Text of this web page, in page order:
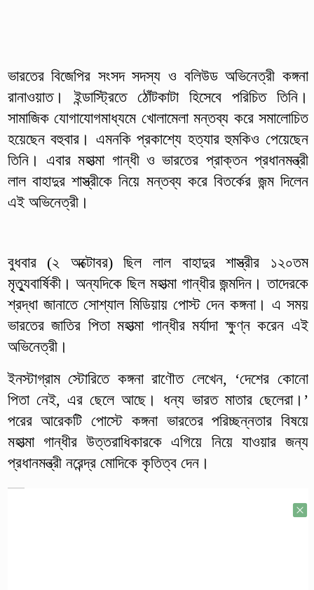
ভারতের বিজেপির সংসদ সদস্য ও বলিউড অভিনেত্রী কঙ্গনা
রানাওয়াত। ইন্ডাস্ট্রিতে ঠোঁটকাটা হিসেবে পরিচিত তিনি।
সামাজিক যোগাযোগমাধ্যমে খোলামেলা মন্তব্য করে সমালোচিত
হয়েছেন বহুবার। এমনকি প্রকাশ্যে হত্যার হুমকিও পেয়েছেন
তিনি। এবার মহাত্মা গান্ধী ও ভারতের প্রাক্তন প্রধানমন্ত্রী
লাল বাহাদুর শাস্ত্রীকে নিয়ে মন্তব্য করে বিতর্কের জন্ম দিলেন
এই অভিনেত্রী।
বুধবার (২ অক্টোবর) ছিল লাল বাহাদুর শাস্ত্রীর ১২০তম
মৃত্যুবার্ষিকী। অন্যদিকে ছিল মহাত্মা গান্ধীর জন্মদিন। তাদেরকে
শ্রদ্ধা জানাতে সোশ্যাল মিডিয়ায় পোস্ট দেন কঙ্গনা। এ সময়
ভারতের জাতির পিতা মহাত্মা গান্ধীর মর্যাদা ক্ষুণ্ন করেন এই
অভিনেত্রী।
ইনস্টাগ্রাম স্টোরিতে কঙ্গনা রাণৌত লেখেন, ‘দেশের কোনো
পিতা নেই, এর ছেলে আছে। ধন্য ভারত মাতার ছেলেরা।’
পরের আরেকটি পোস্টে কঙ্গনা ভারতের পরিচ্ছন্নতার বিষয়ে
মহাত্মা গান্ধীর উত্তরাধিকারকে এগিয়ে নিয়ে যাওয়ার জন্য
প্রধানমন্ত্রী নরেন্দ্র মোদিকে কৃতিত্ব দেন।